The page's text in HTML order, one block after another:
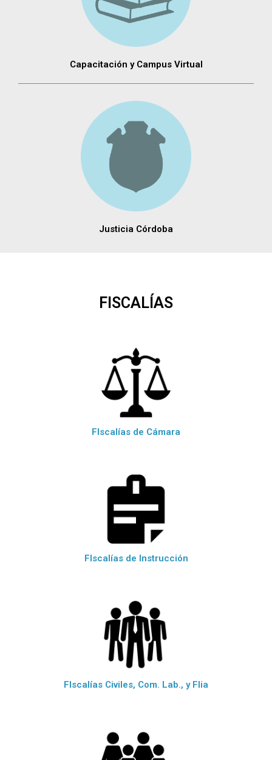
Capacitación y Campus Virtual
Justicia Córdoba
FISCALÍAS
FIscalías de Cámara
FIscalías de Instrucción
FIscalías Civiles, Com. Lab., y Flia